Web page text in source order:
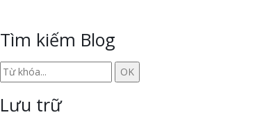
Tìm kiếm Blog
Lưu trữ